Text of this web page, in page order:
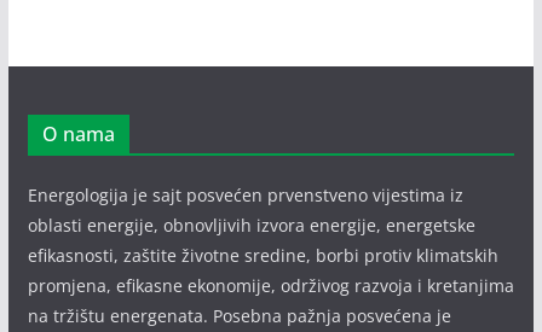
O nama
Energologija je sajt posvećen prvenstveno vijestima iz
oblasti energije, obnovljivih izvora energije, energetske
efikasnosti, zaštite životne sredine, borbi protiv klimatskih
promjena, efikasne ekonomije, održivog razvoja i kretanjima
na tržištu energenata. Posebna pažnja posvećena je